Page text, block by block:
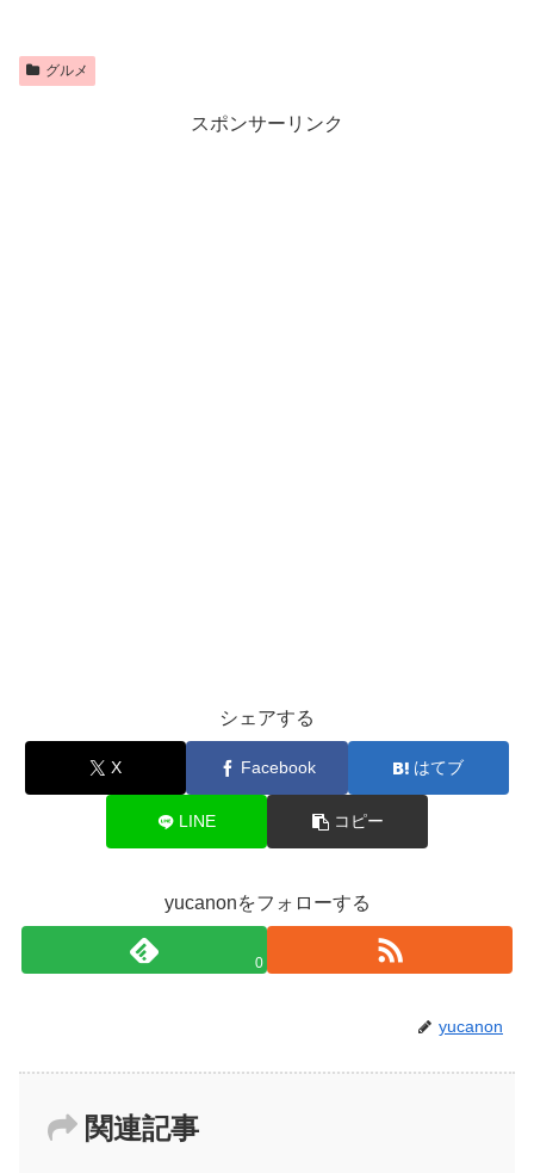
グルメ
スポンサーリンク
シェアする
X Facebook はてブ
LINE コピー
yucanonをフォローする
0
yucanon
関連記事